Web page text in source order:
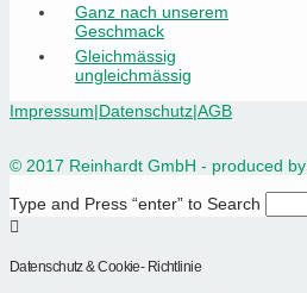
Ganz nach unserem
Geschmack
Gleichmässig
ungleichmässig
Impressum|Datenschutz|AGB
© 2017 Reinhardt GmbH - produced by
Type and Press “enter” to Search
Datenschutz & Cookie- Richtlinie